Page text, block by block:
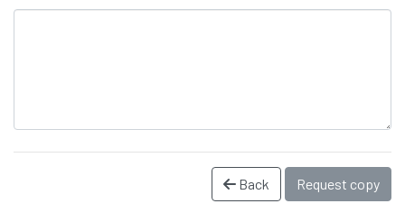
Back Request copy